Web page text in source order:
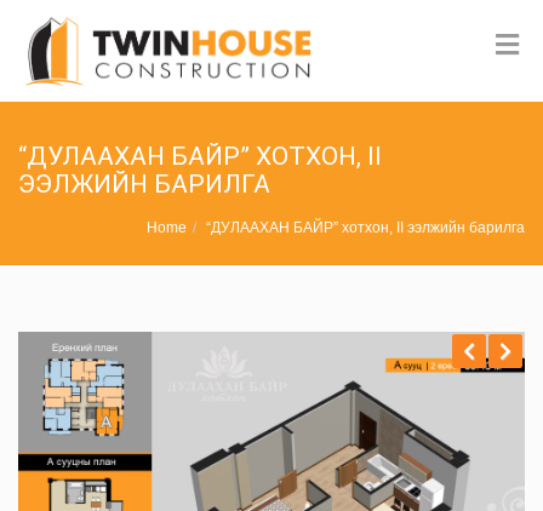
“ДУЛААХАН БАЙР” ХОТХОН, II
ЭЭЛЖИЙН БАРИЛГА
Home “ДУЛААХАН БАЙР” хотхон, II ээлжийн барилга